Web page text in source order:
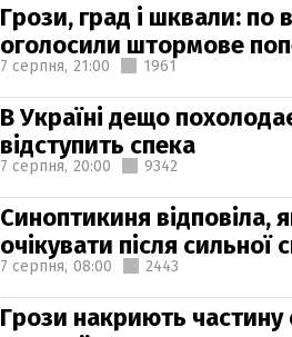
Грози, град і шквали: по
оголосили штормове
7 серпня, 21:00 1961
В Україні дещо
відступить спека
7 серпня, 20:00 9342
Синоптикиня відповіла,
очікувати після сильної
7 серпня, 08:00 2443
Грози накриють частину